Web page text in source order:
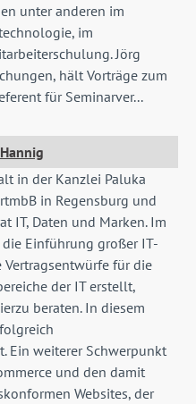
unter anderen im
im
Jörg
hält Vorträge zum
für Seminarver...
in der Kanzlei Paluka
in Regensburg und
IT, Daten und Marken. Im
Einführung großer IT-
für die
der IT erstellt,
beraten. In diesem
Ein weiterer Schwerpunkt
und den damit
Websites, der